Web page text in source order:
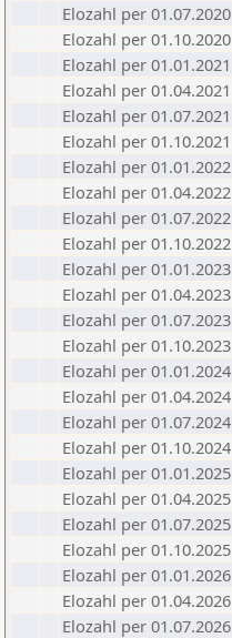
Elozahl per 01.07.2020
Elozahl per 01.10.2020
Elozahl per 01.01.2021
Elozahl per 01.04.2021
Elozahl per 01.07.2021
Elozahl per 01.10.2021
Elozahl per 01.01.2022
Elozahl per 01.04.2022
Elozahl per 01.07.2022
Elozahl per 01.10.2022
Elozahl per 01.01.2023
Elozahl per 01.04.2023
Elozahl per 01.07.2023
Elozahl per 01.10.2023
Elozahl per 01.01.2024
Elozahl per 01.04.2024
Elozahl per 01.07.2024
Elozahl per 01.10.2024
Elozahl per 01.01.2025
Elozahl per 01.04.2025
Elozahl per 01.07.2025
Elozahl per 01.10.2025
Elozahl per 01.01.2026
Elozahl per 01.04.2026
Elozahl per 01.07.2026